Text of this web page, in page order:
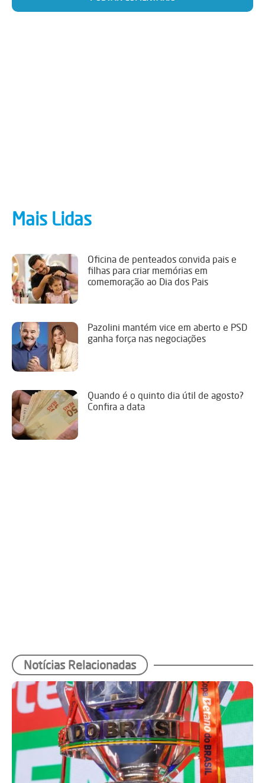
Mais Lidas
Oficina de penteados convida pais e
filhas para criar memórias em
comemoração ao Dia dos Pais
Pazolini mantém vice em aberto e PSD
ganha força nas negociações
Quando é o quinto dia útil de agosto?
Confira a data
Notícias Relacionadas